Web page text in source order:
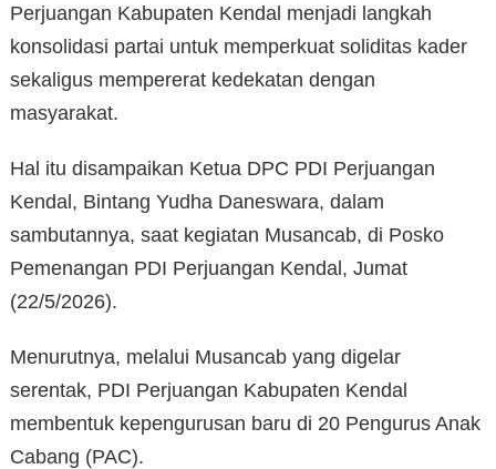
Perjuangan Kabupaten Kendal menjadi langkah
konsolidasi partai untuk memperkuat soliditas kader
sekaligus mempererat kedekatan dengan
masyarakat.
Hal itu disampaikan Ketua DPC PDI Perjuangan
Kendal, Bintang Yudha Daneswara, dalam
sambutannya, saat kegiatan Musancab, di Posko
Pemenangan PDI Perjuangan Kendal, Jumat
(22/5/2026).
Menurutnya, melalui Musancab yang digelar
serentak, PDI Perjuangan Kabupaten Kendal
membentuk kepengurusan baru di 20 Pengurus Anak
Cabang (PAC).